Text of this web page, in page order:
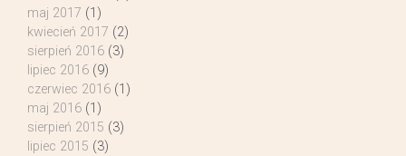
maj 2017 (1)
kwiecień 2017 (2)
sierpień 2016 (3)
lipiec 2016 (9)
czerwiec 2016 (1)
maj 2016 (1)
sierpień 2015 (3)
lipiec 2015 (3)